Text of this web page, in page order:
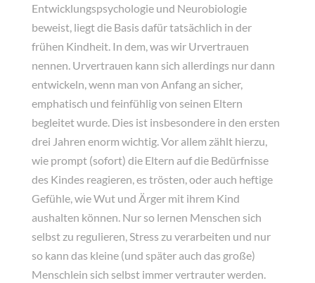
Entwicklungspsychologie und Neurobiologie
beweist, liegt die Basis dafür tatsächlich in der
frühen Kindheit. In dem, was wir Urvertrauen
nennen. Urvertrauen kann sich allerdings nur dann
entwickeln, wenn man von Anfang an sicher,
emphatisch und feinfühlig von seinen Eltern
begleitet wurde. Dies ist insbesondere in den ersten
drei Jahren enorm wichtig. Vor allem zählt hierzu,
wie prompt (sofort) die Eltern auf die Bedürfnisse
des Kindes reagieren, es trösten, oder auch heftige
Gefühle, wie Wut und Ärger mit ihrem Kind
aushalten können. Nur so lernen Menschen sich
selbst zu regulieren, Stress zu verarbeiten und nur
so kann das kleine (und später auch das große)
Menschlein sich selbst immer vertrauter werden.